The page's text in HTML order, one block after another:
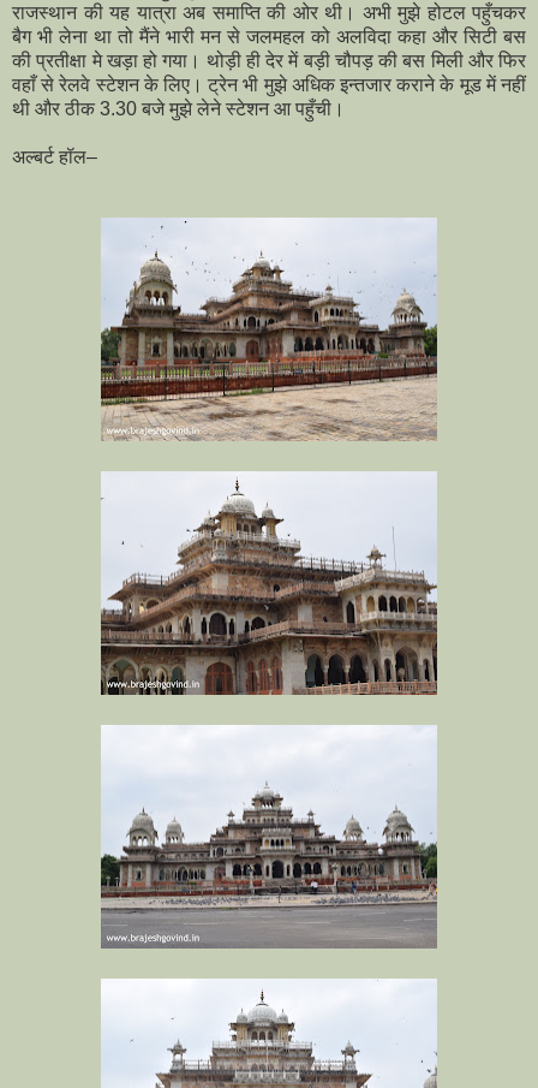
राजस्थान की यह यात्रा अब समाप्ति की ओर थी। अभी मुझे होटल पहुँचकर
बैग भी लेना था तो मैंने भारी मन से जलमहल को अलविदा कहा और सिटी बस
की प्रतीक्षा मे खड़ा हो गया। थोड़ी ही देर में बड़ी चौपड़ की बस मिली और फिर
वहाँ से रेलवे स्टेशन के लिए। ट्रेन भी मुझे अधिक इन्तजार कराने के मूड में नहीं
थी और ठीक 3.30 बजे मुझे लेने स्टेशन आ पहुँची।
अल्बर्ट हॉल–